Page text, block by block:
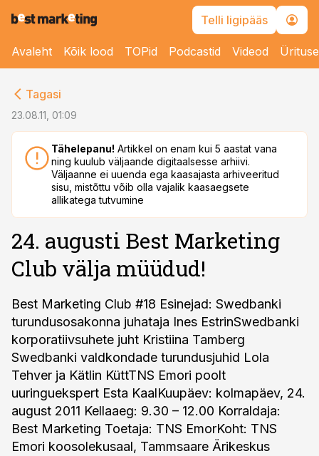
Telli ligipääs
Avaleht Kõik lood TOPid Podcastid Videod
Tagasi
23.08.11, 01:09
Tähelepanu! Artikkel on enam kui 5 aastat vana
ning kuulub väljaande digitaalsesse arhiivi.
Väljaanne ei uuenda ega kaasajasta arhiveeritud
sisu, mistõttu võib olla vajalik kaasaegsete
allikatega tutvumine
24. augusti Best Marketing
Club välja müüdud!
Best Marketing Club #18 Esinejad: Swedbanki
turundusosakonna juhataja Ines EstrinSwedbanki
korporatiivsuhete juht Kristiina Tamberg
Swedbanki valdkondade turundusjuhid Lola
Tehver ja Kätlin KüttTNS Emori poolt
uuringuekspert Esta KaalKuupäev: kolmapäev, 24.
august 2011 Kellaaeg: 9.30 – 12.00 Korraldaja:
Best Marketing Toetaja: TNS EmorKoht: TNS
Emori koosolekusaal, Tammsaare Ärikeskus